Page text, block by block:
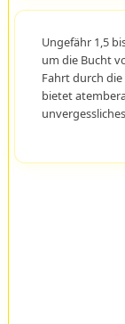
Ungefähr 1,5
um die Bucht
Fahrt durch
bietet